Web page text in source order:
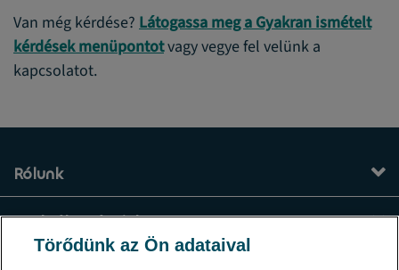
Van még kérdése? Látogassa meg a Gyakran ismételt
kérdések menüpontotvagy vegye fel velünk a
kapcsolatot.
Rólunk
Szolgáltatásaink
Törődünk az Ön adataival